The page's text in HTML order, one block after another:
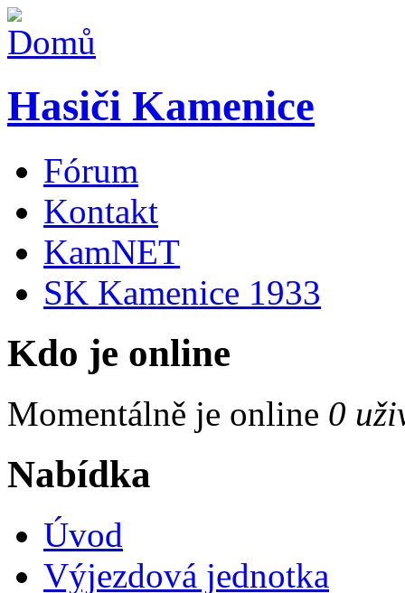
Hasiči Kamenice
Fórum
Kontakt
KamNET
SK Kamenice 1933
Kdo je online
Momentálně je online 0
Nabídka
Úvod
Výjezdová jednotka